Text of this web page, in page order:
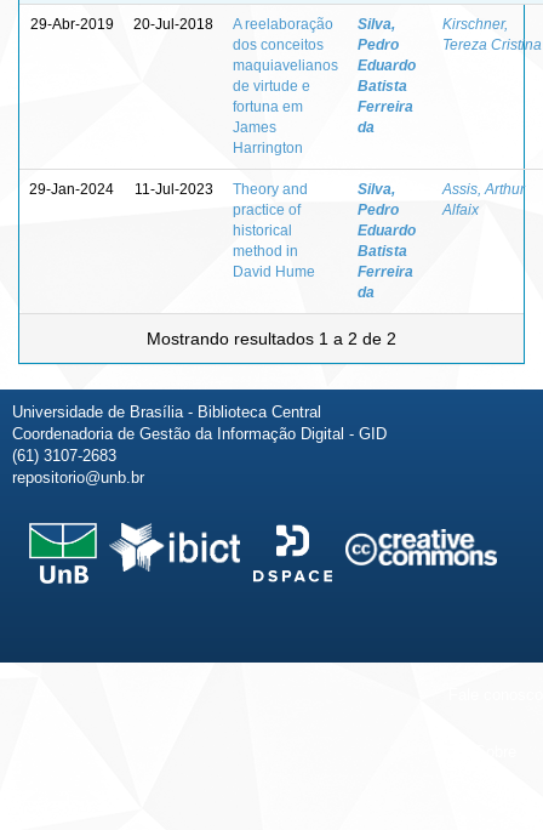
29-Abr-2019 20-Jul-2018
A reelaboração
dos conceitos
maquiavelianos
de virtude e
fortuna em
James
Harrington
Silva,
Pedro
Eduardo
Batista
Ferreira
da
Kirschner,
Tereza Cristina
29-Jan-2024 11-Jul-2023
Theory and
practice of
historical
method in
David Hume
Silva,
Pedro
Eduardo
Batista
Ferreira
da
Assis, Arthur
Alfaix
Mostrando resultados 1 a 2 de 2
Universidade de Brasília - Biblioteca Central
Coordenadoria de Gestão da Informação Digital - GID
(61) 3107-2683
repositorio@unb.br